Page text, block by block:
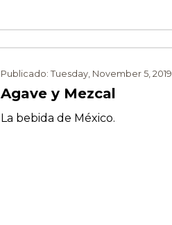
Publicado: Tuesday, November 5, 2019
Agave y Mezcal
La bebida de México.